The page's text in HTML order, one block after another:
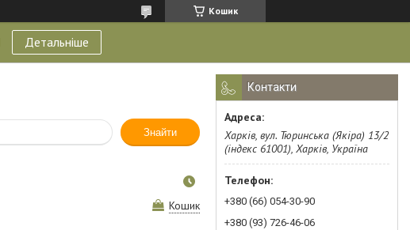
Кошик
Детальніше
Знайти
Кошик
Контакти
Харків, вул. Тюринська (Якіра) 13/2
(індекс 61001), Харків, Україна
+380 (66) 054-30-90
+380 (93) 726-46-06